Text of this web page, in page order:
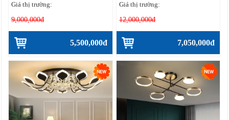
Giá thị trường:
9,000,000đ
5,500,000đ
Giá thị trường:
12,000,000đ
7,050,000đ